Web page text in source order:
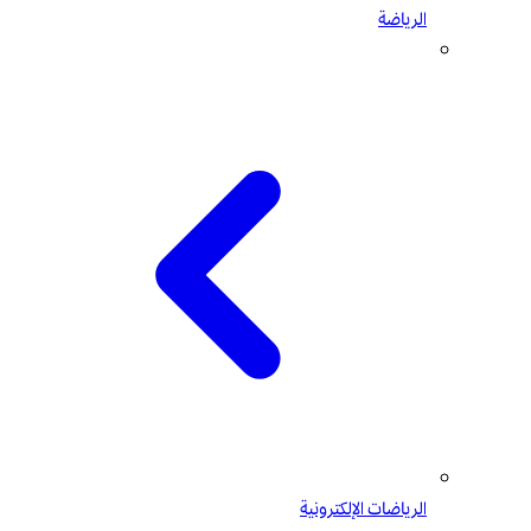
الرياضة
الرياضات الإلكترونية